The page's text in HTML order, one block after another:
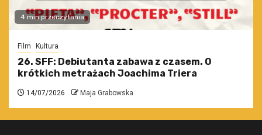
4 min przeczytania
Film Kultura
26. SFF: Debiutanta zabawa z czasem. O
krótkich metrażach Joachima Triera
14/07/2026 Maja Grabowska